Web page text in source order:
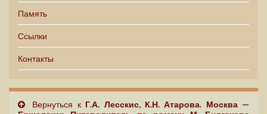
Память
Ссылки
Контакты
Вернуться к Г.А. Лесскис, К.Н. Атарова. Москва —